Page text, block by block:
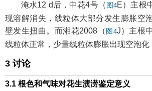
淹水12 d后，中花4号（ 图4E）主根
现溶解消失，线粒体大部分发生膨胀空
壁发生扭曲。而湘花2008（ 图4J）主根
线粒体正常，少量线粒体膨胀出现空泡化
3 讨论
3.1 根色和气味对花生渍涝鉴定意义